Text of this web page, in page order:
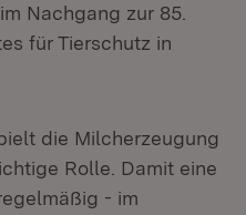
Nachgang zur 85.
für Tierschutz in
die Milcherzeugung
Rolle. Damit eine
- im